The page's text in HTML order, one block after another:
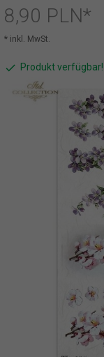
8,90 PLN*
* inkl. MwSt.
Produkt verfügbar!